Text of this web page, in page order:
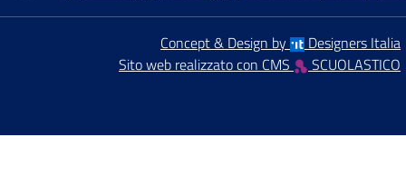
Concept & Design by
Designers Italia
Sito web realizzato con CMS
SCUOLASTICO